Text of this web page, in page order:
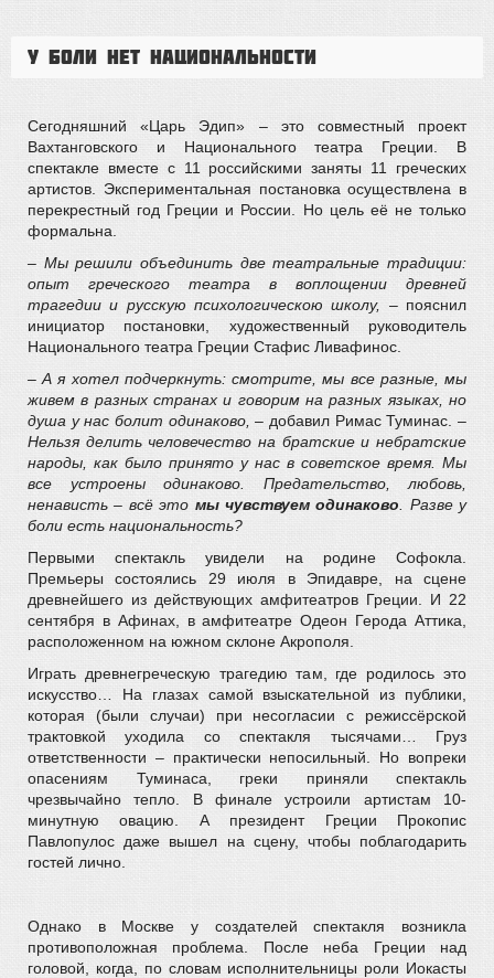
У боли нет национальности
Сегодняшний «Царь Эдип» – это совместный проект
Вахтанговского и Национального театра Греции. В
спектакле вместе с 11 российскими заняты 11 греческих
артистов. Экспериментальная постановка осуществлена в
перекрестный год Греции и России. Но цель её не только
формальна.
– Мы решили объединить две театральные традиции:
опыт греческого театра в воплощении древней
трагедии и русскую психологическою школу,
– пояснил
инициатор постановки, художественный руководитель
Национального театра Греции Стафис Ливафинос.
– А я хотел подчеркнуть: смотрите, мы все разные, мы
живем в разных странах и говорим на разных языках, но
душа у нас болит одинаково, – добавил Римас Туминас. –
Нельзя делить человечество на братские и небратские
народы, как было принято у нас в советское время. Мы
все устроены одинаково. Предательство, любовь,
ненависть – всё это мы чувствуем одинаково . Разве у
боли есть национальность?
Первыми спектакль увидели на родине Софокла.
Премьеры состоялись 29 июля в Эпидавре, на сцене
древнейшего из действующих амфитеатров Греции. И 22
сентября в Афинах, в амфитеатре Одеон Герода Аттика,
расположенном на южном склоне Акрополя.
Играть древнегреческую трагедию там, где родилось это
искусство… На глазах самой взыскательной из публики,
которая (были случаи) при несогласии с режиссёрской
трактовкой уходила со спектакля тысячами… Груз
ответственности – практически непосильный. Но вопреки
опасениям Туминаса, греки приняли спектакль
чрезвычайно тепло. В финале устроили артистам 10-
минутную овацию. А президент Греции Прокопис
Павлопулос даже вышел на сцену, чтобы поблагодарить
гостей лично.
Однако в Москве у создателей спектакля возникла
противоположная проблема. После неба Греции над
головой, когда, по словам исполнительницы роли Иокасты